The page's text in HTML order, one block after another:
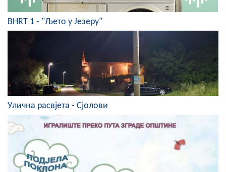
Службени Гласници
ОПШТИНСКА УПРАВА
ИНФО
Вијести
Активности
Обавјештења
BHRT 1 - "Љето у Језеру"
Улична расвјета - Сјолови